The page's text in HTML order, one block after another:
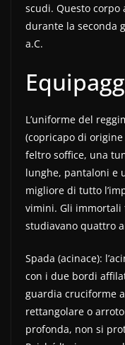
scudi. Questo
durante la seconda
a.C.
L’uniforme del
(copricapo di
feltro soffice, una
lunghe, pantaloni e
migliore di tutto
vimini. Gli immortali
studiavano quattro
Spada (acinace):
con i due bordi
guardia cruciforme
rettangolare o
profonda, non si